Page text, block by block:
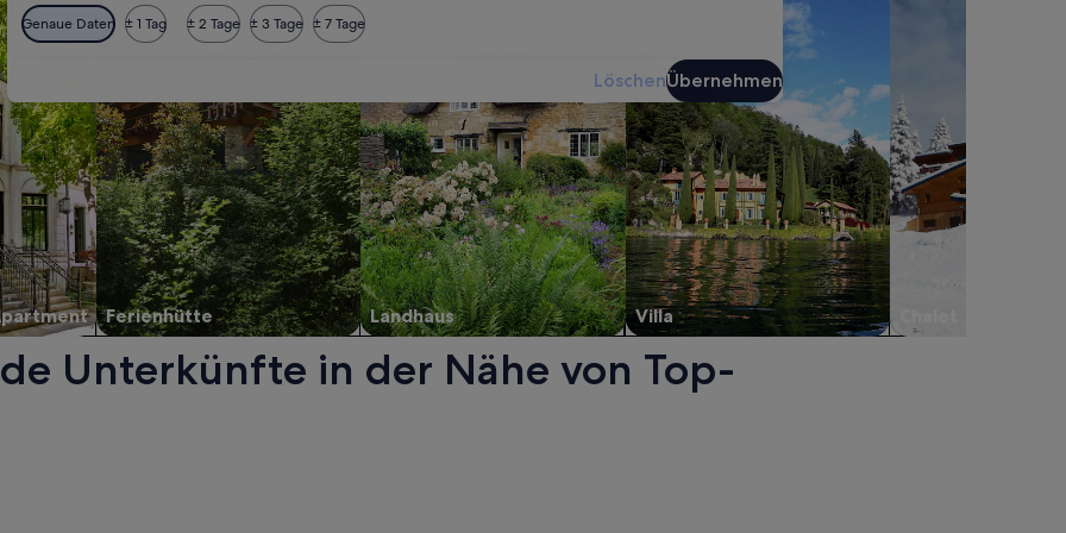
Genaue Daten ± 1 Tag ± 2 Tage ± 3 Tage ± 7 Tage
LöschenÜbernehmen
Ferienhütte Landhaus Villa
Unterkünfte in der Nähe von Top-